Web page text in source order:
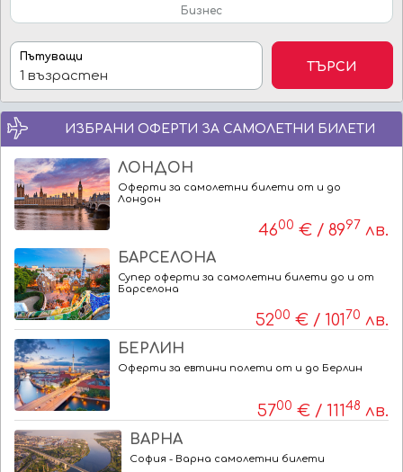
Бизнес
Пътуващи
ТЪРСИ
ИЗБРАНИ ОФЕРТИ ЗА САМОЛЕТНИ БИЛЕТИ
ЛОНДОН
Оферти за самолетни билети от и до
Лондон
4600 € / 8997 лв.
БАРСЕЛОНА
Супер оферти за самолетни билети до и от
Барселона
5200 € / 101 70 лв.
БЕРЛИН
Оферти за евтини полети от и до Берлин
5700 € / 11148 лв.
ВАРНА
София - Варна самолетни билети